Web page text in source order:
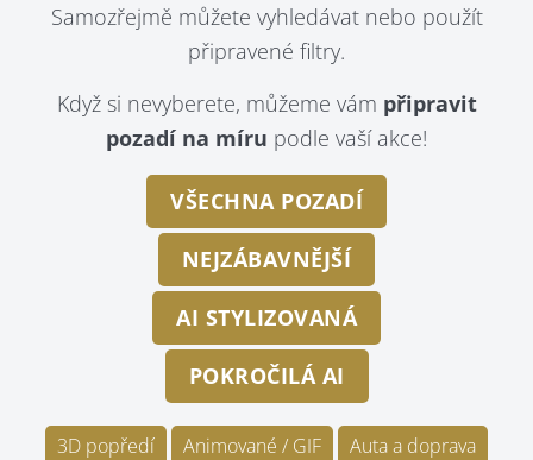
Samozřejmě můžete vyhledávat nebo použít
připravené filtry.
Když si nevyberete, můžeme vám připravit
pozadí na míru podle vaší akce!
VŠECHNA POZADÍ
NEJZÁBAVNĚJŠÍ
AI STYLIZOVANÁ
POKROČILÁ AI
3D popředí Animované / GIF
Auta a doprava